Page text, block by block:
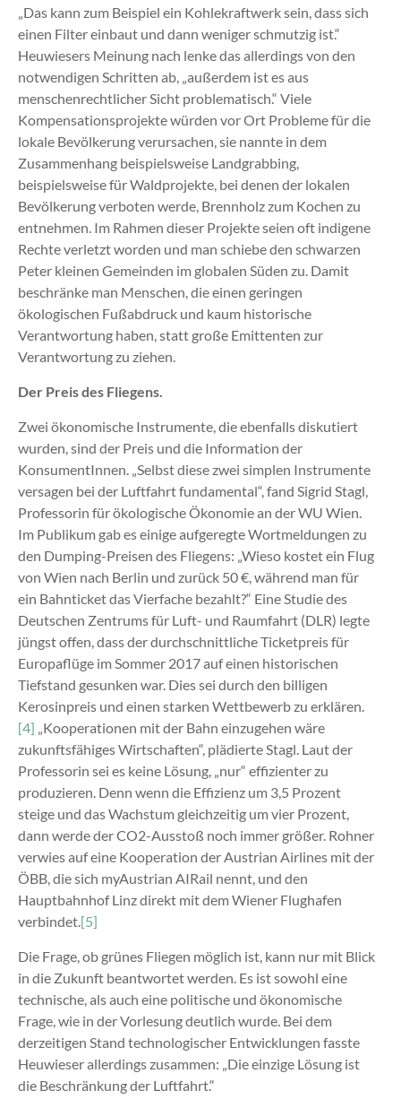
„Das kann zum Beispiel ein Kohlekraftwerk sein, dass sich
einen Filter einbaut und dann weniger schmutzig ist.“
Heuwiesers Meinung nach lenke das allerdings von den
notwendigen Schritten ab, „außerdem ist es aus
menschenrechtlicher Sicht problematisch.“ Viele
Kompensationsprojekte würden vor Ort Probleme für die
lokale Bevölkerung verursachen, sie nannte in dem
Zusammenhang beispielsweise Landgrabbing,
beispielsweise für Waldprojekte, bei denen der lokalen
Bevölkerung verboten werde, Brennholz zum Kochen zu
entnehmen. Im Rahmen dieser Projekte seien oft indigene
Rechte verletzt worden und man schiebe den schwarzen
Peter kleinen Gemeinden im globalen Süden zu. Damit
beschränke man Menschen, die einen geringen
ökologischen Fußabdruck und kaum historische
Verantwortung haben, statt große Emittenten zur
Verantwortung zu ziehen.
Der Preis des Fliegens.
Zwei ökonomische Instrumente, die ebenfalls diskutiert
wurden, sind der Preis und die Information der
KonsumentInnen. „Selbst diese zwei simplen Instrumente
versagen bei der Luftfahrt fundamental“, fand Sigrid Stagl,
Professorin für ökologische Ökonomie an der WU Wien.
Im Publikum gab es einige aufgeregte Wortmeldungen zu
den Dumping-Preisen des Fliegens: „Wieso kostet ein Flug
von Wien nach Berlin und zurück 50 €, während man für
ein Bahnticket das Vierfache bezahlt?“ Eine Studie des
Deutschen Zentrums für Luft- und Raumfahrt (DLR) legte
jüngst offen, dass der durchschnittliche Ticketpreis für
Europaflüge im Sommer 2017 auf einen historischen
Tiefstand gesunken war. Dies sei durch den billigen
Kerosinpreis und einen starken Wettbewerb zu erklären.
[4] „Kooperationen mit der Bahn einzugehen wäre
zukunftsfähiges Wirtschaften“, plädierte Stagl. Laut der
Professorin sei es keine Lösung, „nur“ effizienter zu
produzieren. Denn wenn die Effizienz um 3,5 Prozent
steige und das Wachstum gleichzeitig um vier Prozent,
dann werde der CO2-Ausstoß noch immer größer. Rohner
verwies auf eine Kooperation der Austrian Airlines mit der
ÖBB, die sich myAustrian AIRail nennt, und den
Hauptbahnhof Linz direkt mit dem Wiener Flughafen
verbindet.[5]
Die Frage, ob grünes Fliegen möglich ist, kann nur mit Blick
in die Zukunft beantwortet werden. Es ist sowohl eine
technische, als auch eine politische und ökonomische
Frage, wie in der Vorlesung deutlich wurde. Bei dem
derzeitigen Stand technologischer Entwicklungen fasste
Heuwieser allerdings zusammen: „Die einzige Lösung ist
die Beschränkung der Luftfahrt.“